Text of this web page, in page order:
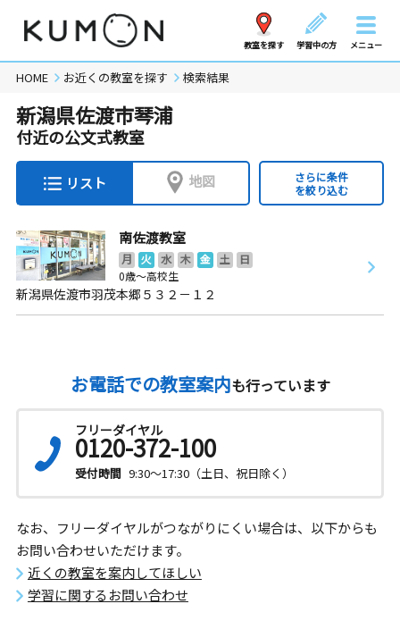
教室を探す 学習中の方 メニュー
HOME お近くの教室を探す 検索結果
新潟県佐渡市琴浦
付近の公文式教室
リスト 地図
さらに条件
を絞り込む
南佐渡教室
月 火 水 木 金 土
日
0歳～高校生
新潟県佐渡市羽茂本郷５３２－１２
お電話での教室案内も行っています
フリーダイヤル
0120-372-100
受付時間 9:30～17:30（土日、祝日除く）
なお、フリーダイヤルがつながりにくい場合は、以下からも
お問い合わせいただけます。
近くの教室を案内してほしい
学習に関するお問い合わせ